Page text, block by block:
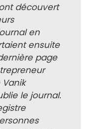
découvert
en
ensuite
page
le journal.